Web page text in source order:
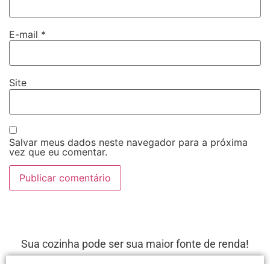
E-mail *
Site
Salvar meus dados neste navegador para a próxima
vez que eu comentar.
Sua cozinha pode ser sua maior fonte de renda!